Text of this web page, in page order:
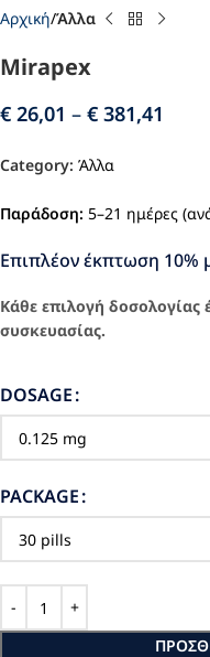
Αρχική Άλλα
Mirapex
€ 26,01 – € 381,41
Category: Άλλα
Παράδοση: 5–21 ημέρες
Επιπλέον έκπτωση 10%
Κάθε επιλογή δοσολογίας
συσκευασίας.
DOSAGE
PACKAGE